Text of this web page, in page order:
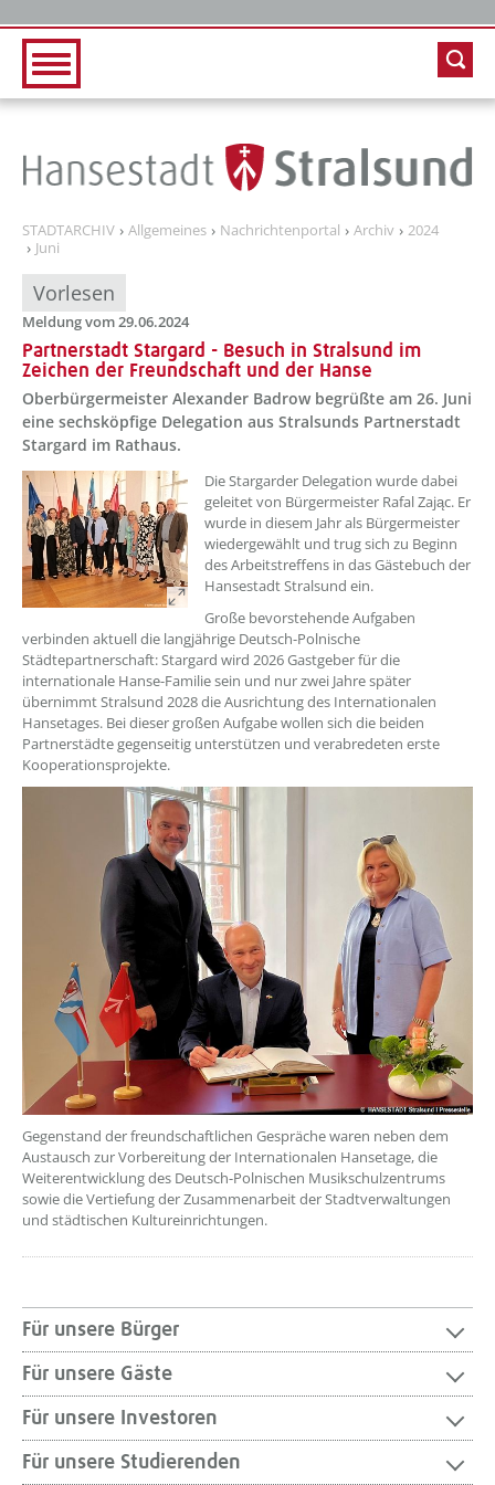
STADTARCHIV Allgemeines Nachrichtenportal Archiv
2024
Juni
Vorlesen
Meldung vom 29.06.2024
Partnerstadt Stargard - Besuch in Stralsund im
Zeichen der Freundschaft und der Hanse
Oberbürgermeister Alexander Badrow begrüßte am 26. Juni
eine sechsköpfige Delegation aus Stralsunds Partnerstadt
Stargard im Rathaus.
??? absaetzeOben[1]/titel ???
Die Stargarder Delegation wurde dabei
geleitet von Bürgermeister Rafal Zając. Er
wurde in diesem Jahr als Bürgermeister
wiedergewählt und trug sich zu Beginn
des Arbeitstreffens in das Gästebuch der
Hansestadt Stralsund ein.
Große bevorstehende Aufgaben
verbinden aktuell die langjährige Deutsch-Polnische
Städtepartnerschaft: Stargard wird 2026 Gastgeber für die
internationale Hanse-Familie sein und nur zwei Jahre später
übernimmt Stralsund 2028 die Ausrichtung des Internationalen
Hansetages. Bei dieser großen Aufgabe wollen sich die beiden
Partnerstädte gegenseitig unterstützen und verabredeten erste
Kooperationsprojekte.
Gegenstand der freundschaftlichen Gespräche waren neben dem
Austausch zur Vorbereitung der Internationalen Hansetage, die
Weiterentwicklung des Deutsch-Polnischen Musikschulzentrums
sowie die Vertiefung der Zusammenarbeit der Stadtverwaltungen
und städtischen Kultureinrichtungen.
Für unsere Bürger
Für unsere Gäste
Für unsere Investoren
Für unsere Studierenden